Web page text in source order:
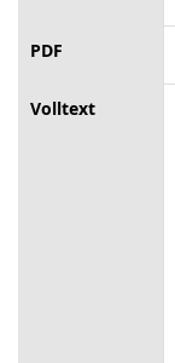
PDF
Volltext